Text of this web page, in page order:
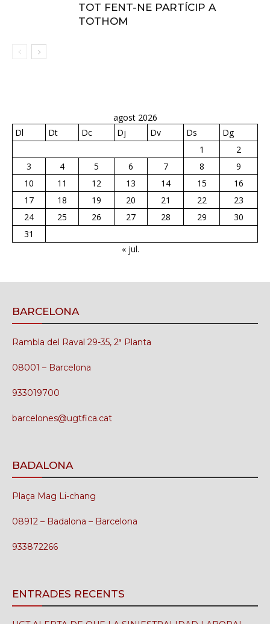
TOT FENT-NE PARTÍCIP A
TOTHOM
agost 2026
Dl
Dt Dc Dj Dv Ds
Dg
1
2
3
4 5 6 7 8
9
10
11 12 13 14 15
16
17
18 19 20 21 22
23
24
25 26 27 28 29
30
31
« jul.
BARCELONA
Rambla del Raval 29-35, 2ª Planta
08001 – Barcelona
933019700
barcelones@ugtfica.cat
BADALONA
Plaça Mag Li-chang
08912 – Badalona – Barcelona
933872266
ENTRADES RECENTS